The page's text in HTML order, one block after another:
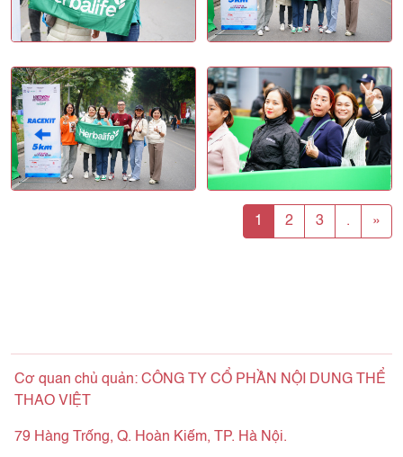
1 2 3 . »
Cơ quan chủ quản: CÔNG TY CỔ PHẦN NỘI DUNG THỂ
THAO VIỆT
79 Hàng Trống, Q. Hoàn Kiếm, TP. Hà Nội.